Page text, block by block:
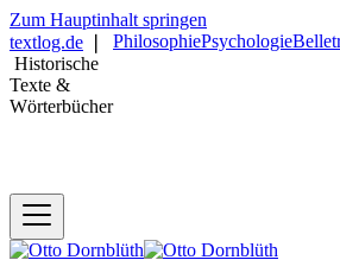
Zum Hauptinhalt springen
textlog.de
Historische
Texte &
Wörterbücher
PhilosophiePsychologie